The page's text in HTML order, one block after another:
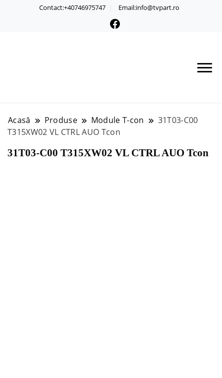
Contact:+40746975747 Email:info@tvpart.ro
Acasă Produse Module T-con
31T03-C00
T315XW02 VL CTRL AUO Tcon
31T03-C00 T315XW02 VL CTRL AUO Tcon